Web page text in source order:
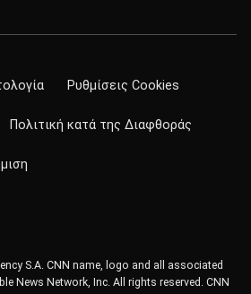
Ρυθμίσεις Cookies
Πολιτική κατά της Διαφθοράς
S.A. CNN name, logo and all associated
News Network, Inc. All rights reserved. CNN